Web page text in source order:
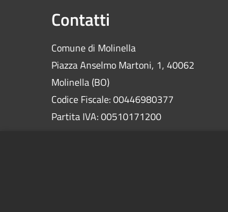
Contatti
Comune di Molinella
Piazza Anselmo Martoni, 1, 40062
Molinella (BO)
Codice Fiscale: 00446980377
Partita IVA: 00510171200